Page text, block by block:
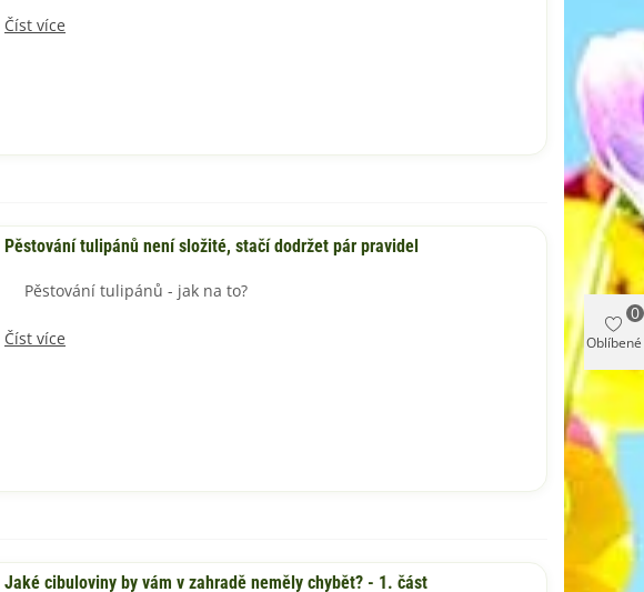
Číst více
Pěstování tulipánů není složité, stačí dodržet pár pravidel
Pěstování tulipánů - jak na to?
Číst více
Jaké cibuloviny by vám v zahradě neměly chybět? - 1. část
Oblíbené
0